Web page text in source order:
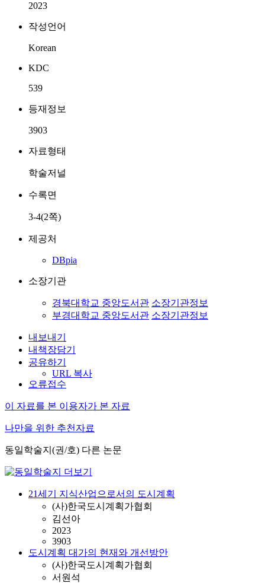
2023
작성언어
Korean
KDC
539
등재정보
3903
자료형태
학술저널
수록면
3-4(2쪽)
제공처
DBpia
소장기관
경북대학교 중앙도서관 소장기관정보
부경대학교 중앙도서관 소장기관정보
내보내기
내책장담기
공유하기
URL 복사
오류접수
이 자료를 본 이용자가 본 자료
나만을 위한 추천자료
동일학술지(권/호) 다른 논문
21세기 지식산업으로서의 도시계획
(사)한국도시계획가협회
김선아
2023
3903
도시계획 대가의 현재와 개선방안
(사)한국도시계획가협회
서원석